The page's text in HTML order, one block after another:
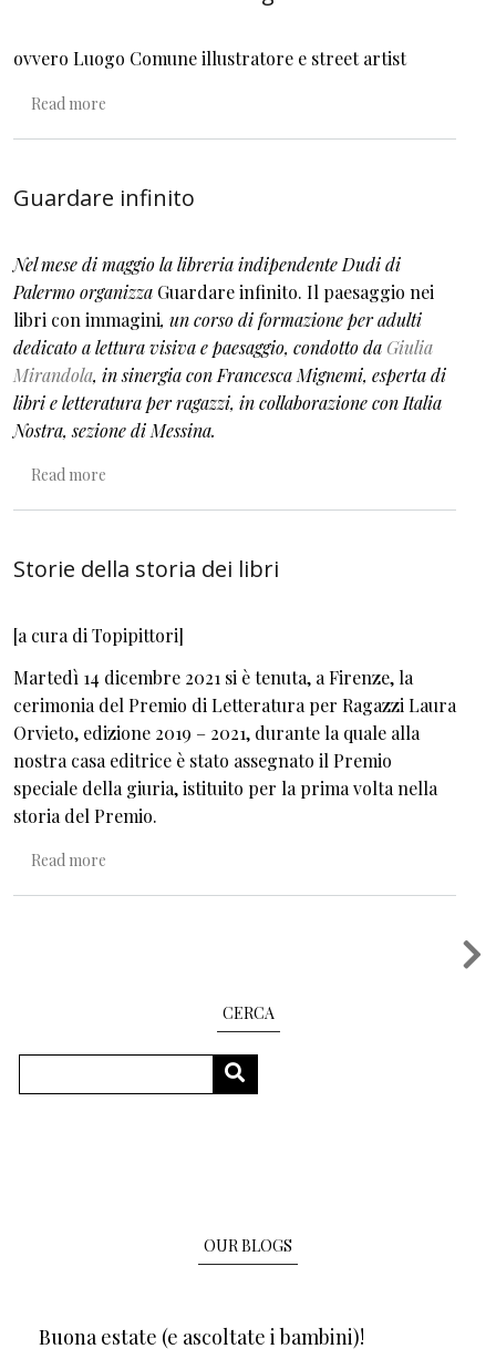
ovvero Luogo Comune illustratore e street artist
Read more
Guardare infinito
Nel mese di maggio la libreria indipendente Dudi di
Palermo organizza Guardare infinito. Il paesaggio nei
libri con immagini, un corso di formazione per adulti
dedicato a lettura visiva e paesaggio, condotto daGiulia
Mirandola, in sinergia con Francesca Mignemi, esperta di
libri e letteratura per ragazzi, in collaborazione con Italia
Nostra, sezione di Messina.
Read more
Storie della storia dei libri
[a cura di Topipittori]
Martedì 14 dicembre 2021 si è tenuta, a Firenze, la
cerimonia del Premio di Letteratura per Ragazzi Laura
Orvieto, edizione 2019 – 2021, durante la quale alla
nostra casa editrice è stato assegnato il Premio
speciale della giuria, istituito per la prima volta nella
storia del Premio.
Read more
CERCA
SEARCH
OUR BLOGS
Buona estate (e ascoltate i bambini)!